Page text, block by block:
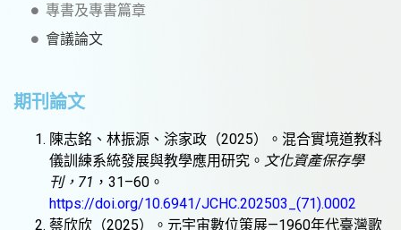
專書及專書篇章
會議論文
期刊論文
陳志銘、林振源、涂家政（2025）。混合實境道教科
儀訓練系統發展與教學應用研究。 文化資產保存學
刊，71 ，31–60。
https://doi.org/10.6941/JCHC.202503_(71).0002
蔡欣欣（2025）。元宇宙數位策展—1960年代臺灣歌